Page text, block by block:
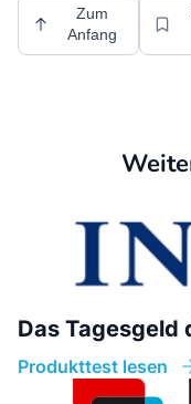
Zum
Anfang
Das Tagesgeld
Produkttest lesen